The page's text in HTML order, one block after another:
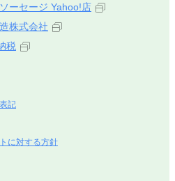
ーセージ Yahoo!店
株式会社
税
記
に対する方針